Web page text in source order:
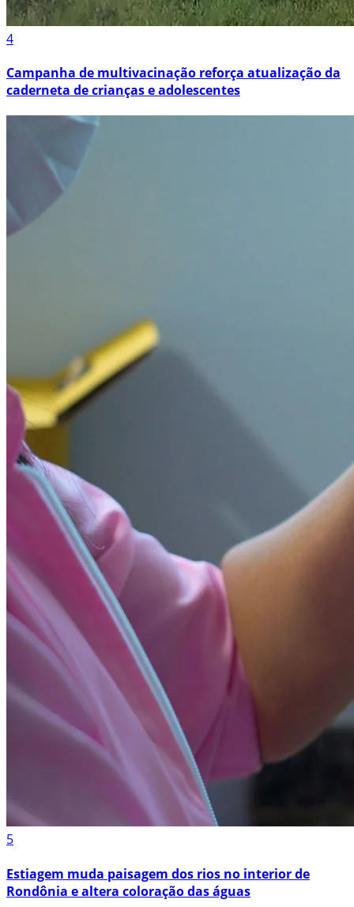
4
Campanha de multivacinação reforça atualização da
caderneta de crianças e adolescentes
5
Estiagem muda paisagem dos rios no interior de
Rondônia e altera coloração das águas